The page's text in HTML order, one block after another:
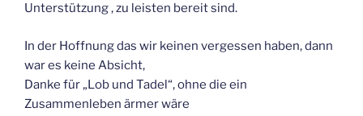
Unterstützung , zu leisten bereit sind.
In der Hoffnung das wir keinen vergessen haben, dann
war es keine Absicht,
Danke für „Lob und Tadel“, ohne die ein
Zusammenleben ärmer wäre